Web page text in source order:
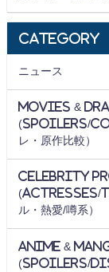
Category
ニュース
Movies &
(Spoilers/
レ・原作比較）
Celebrity
(Actresses/
ル・熱愛/噂系）
Anime &
(Spoilers/